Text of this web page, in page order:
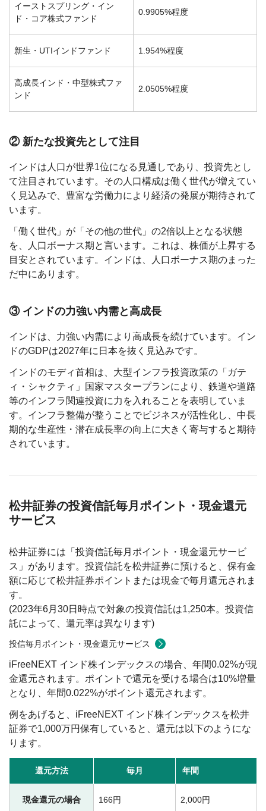
イーストスプリング・イン
ド・コア株式ファンド
0.9905%程度
新生・UTIインドファンド 1.954%程度
高成長インド・中型株式ファ
ンド
2.0505%程度
② 新たな投資先として注目
インドは人口が世界1位になる見通しであり、投資先とし
て注目されています。その人口構成は働く世代が増えてい
く見込みで、豊富な労働力により経済の発展が期待されて
います。
「働く世代」が「その他の世代」の2倍以上となる状態
を、人口ボーナス期と言います。これは、株価が上昇する
目安とされています。インドは、人口ボーナス期のまった
だ中にあります。
③ インドの力強い内需と高成長
インドは、力強い内需により高成長を続けています。イン
ドのGDPは2027年に日本を抜く見込みです。
インドのモディ首相は、大型インフラ投資政策の「ガテ
ィ・シャクティ」国家マスタープランにより、鉄道や道路
等のインフラ関連投資に力を入れることを表明していま
す。インフラ整備が整うことでビジネスが活性化し、中長
期的な生産性・潜在成長率の向上に大きく寄与すると期待
されています。
松井証券の投資信託毎月ポイント・現金還元
サービス
松井証券には「投資信託毎月ポイント・現金還元サービ
ス」があります。投資信託を松井証券に預けると、保有金
額に応じて松井証券ポイントまたは現金で毎月還元されま
す。
(2023年6月30日時点で対象の投資信託は1,250本。投資信
託によって、還元率は異なります)
投信毎月ポイント・現金還元サービス
iFreeNEXT インド株インデックスの場合、年間0.02%が現
金還元されます。ポイントで還元を受ける場合は10%増量
となり、年間0.022%がポイント還元されます。
例をあげると、iFreeNEXT インド株インデックスを松井
証券で1,000万円保有していると、還元は以下のようにな
ります。
還元方法 毎月 年間
現金還元の場合 166円 2,000円